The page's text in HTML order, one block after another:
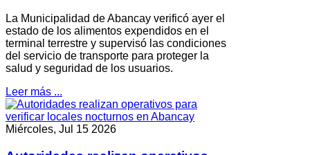
La Municipalidad de Abancay verificó ayer el
estado de los alimentos expendidos en el
terminal terrestre y supervisó las condiciones
del servicio de transporte para proteger la
salud y seguridad de los usuarios.
Leer más ...
Miércoles, Jul 15 2026